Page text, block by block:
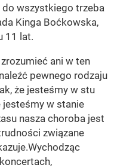
wszystkiego trzeba
Kinga Boćkowska,
11 lat.
ani w ten
pewnego rodzaju
że jesteśmy w stu
w stanie
nasza choroba jest
związane